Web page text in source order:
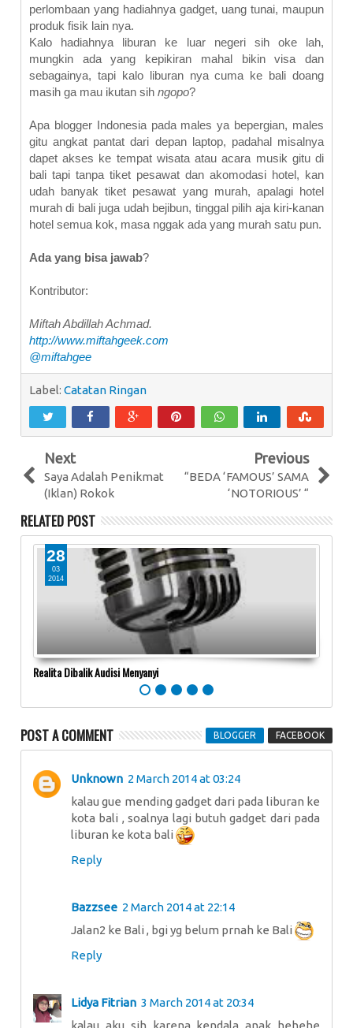
perlombaan yang hadiahnya gadget, uang tunai, maupun
produk fisik lain nya.
Kalo hadiahnya liburan ke luar negeri sih oke lah,
mungkin ada yang kepikiran mahal bikin visa dan
sebagainya, tapi kalo liburan nya cuma ke bali doang
masih ga mau ikutan sih ngopo?
Apa blogger Indonesia pada males ya bepergian, males
gitu angkat pantat dari depan laptop, padahal misalnya
dapet akses ke tempat wisata atau acara musik gitu di
bali tapi tanpa tiket pesawat dan akomodasi hotel, kan
udah banyak tiket pesawat yang murah, apalagi hotel
murah di bali juga udah bejibun, tinggal pilih aja kiri-kanan
hotel semua kok, masa nggak ada yang murah satu pun.
Ada yang bisa jawab?
Kontributor:
Miftah Abdillah Achmad.
http://www.miftahgeek.com
@miftahgee
Label: Catatan Ringan
Next
Saya Adalah Penikmat
(Iklan) Rokok
Previous
“BEDA ‘FAMOUS’ SAMA
‘NOTORIOUS’ “
RELATED POST
28
03
2014
Realita Dibalik Audisi Menyanyi
POST A COMMENT BLOGGER FACEBOOK
Unknown 2 March 2014 at 03:24
kalau gue mending gadget dari pada liburan ke
kota bali , soalnya lagi butuh gadget dari pada
liburan ke kota bali
Reply
Bazzsee 2 March 2014 at 22:14
Jalan2 ke Bali , bgi yg belum prnah ke Bali
Reply
Lidya Fitrian 3 March 2014 at 20:34